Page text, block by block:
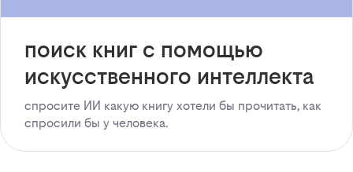
поиск книг с помощью
искусственного интеллекта
спросите ИИ какую книгу хотели бы прочитать, как
спросили бы у человека.